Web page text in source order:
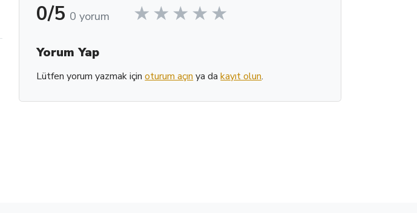
0/5 0 yorum
Yorum Yap
Lütfen yorum yazmak içinoturum açın ya dakayıt olun.